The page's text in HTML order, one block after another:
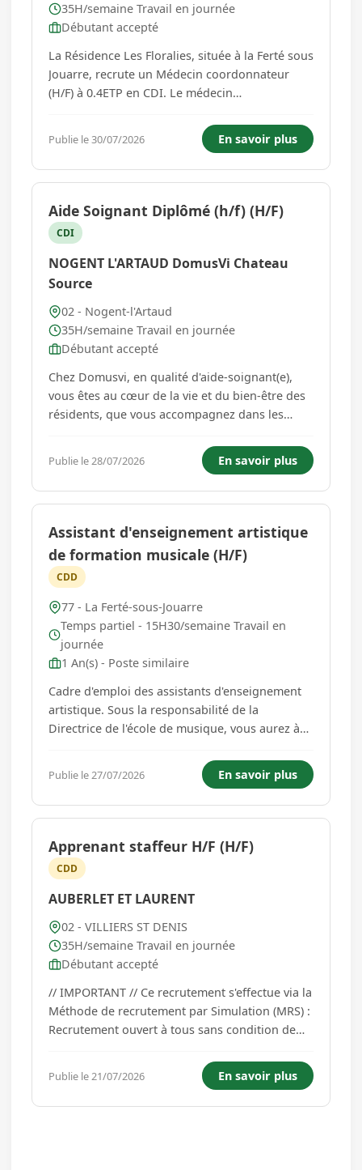
35H/semaine Travail en journée
Débutant accepté
La Résidence Les Floralies, située à la Ferté sous
Jouarre, recrute un Médecin coordonnateur
(H/F) à 0.4ETP en CDI. Le médecin
soins de l'établissement. Il garantit la qualité
des pratiques gériatriques, assure la
coordination avec les médecin...
Publie le 30/07/2026 En savoir plus
Aide Soignant Diplômé (h/f) (H/F)
CDI
NOGENT L'ARTAUD DomusVi Chateau
Source
02 - Nogent-l'Artaud
35H/semaine Travail en journée
Débutant accepté
Chez Domusvi, en qualité d'aide-soignant(e),
vous êtes au cœur de la vie et du bien-être des
résidents, que vous accompagnez dans les
et de confort. Rigoureux(se), vous recueillez et
transmettez les informations en vue d'évaluer le
degré d'au...
Publie le 28/07/2026 En savoir plus
Assistant d'enseignement artistique
de formation musicale (H/F)
CDD
77 - La Ferté-sous-Jouarre
Temps partiel - 15H30/semaine Travail en
journée
1 An(s) - Poste similaire
Cadre d'emploi des assistants d'enseignement
artistique. Sous la responsabilité de la
Directrice de l'école de musique, vous aurez à
Enseignement de la discipline artistique et
accompagnement de projets pédagogiques : o
Enseigner la formation music...
Publie le 27/07/2026 En savoir plus
Apprenant staffeur H/F (H/F)
CDD
AUBERLET ET LAURENT
02 - VILLIERS ST DENIS
35H/semaine Travail en journée
Débutant accepté
// IMPORTANT // Ce recrutement s'effectue via la
Méthode de recrutement par Simulation (MRS) :
Recrutement ouvert à tous sans condition de
recrutement sans CV. Les prérequis sont savoir
lire, écrire et compter qui sont nécessaires à
l'évaluation MRS...
Publie le 21/07/2026 En savoir plus